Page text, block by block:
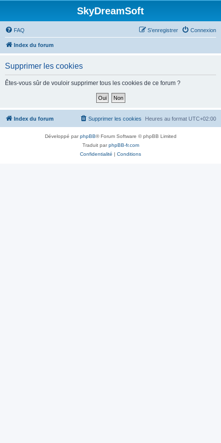
SkyDreamSoft
FAQ Connexion
S’enregistrer
Index du forum
Supprimer les cookies
Êtes-vous sûr de vouloir supprimer tous les cookies de ce forum ?
Index du forum Heures au format UTC+02:00
Supprimer les cookies
Développé parphpBB® Forum Software © phpBB Limited
Traduit parphpBB-fr.com
Confidentialité | Conditions